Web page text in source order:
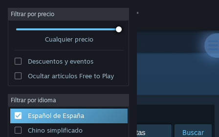
Iniciar sesión
Acerca de
Soporte
Filtrar por precio
Cualquier precio
Descuentos y eventos
Ocultar artículos Free to Play
Filtrar por idioma
Español de España
Chino simplificado
Desarrollador: Trey Powell
Ordenar por Relevancia
Buscar